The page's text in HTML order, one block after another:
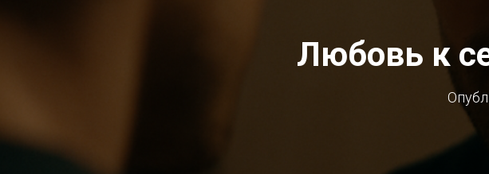
Любовь к